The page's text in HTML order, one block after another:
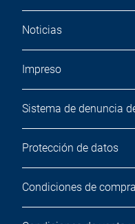
Noticias
Impreso
Sistema de denuncia
Protección de datos
Condiciones de compra